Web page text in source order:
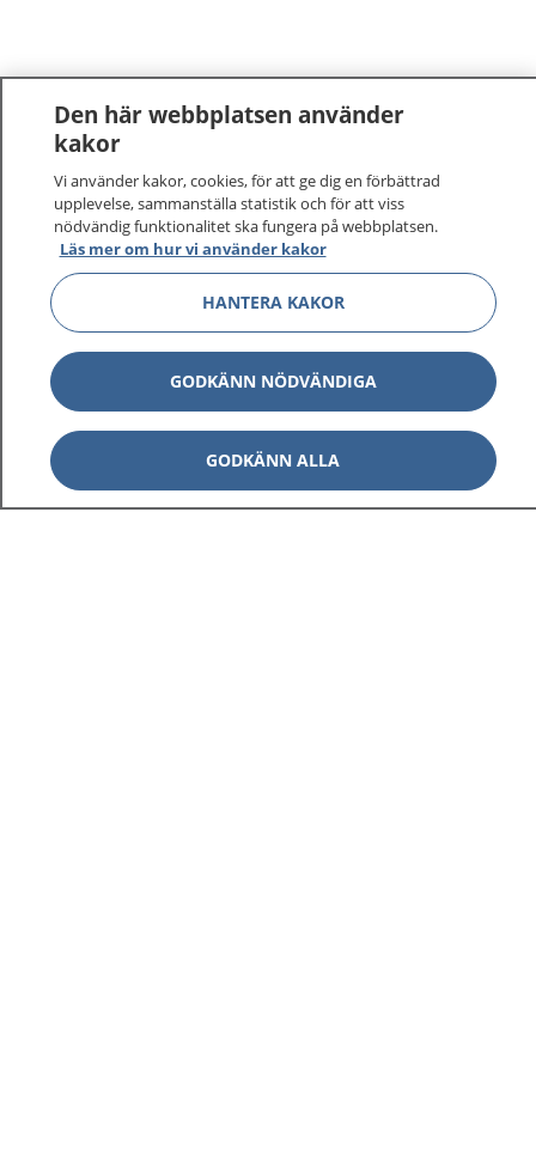
Den här webbplatsen använder
kakor
Vi använder kakor, cookies, för att ge dig en förbättrad
upplevelse, sammanställa statistik och för att viss
nödvändig funktionalitet ska fungera på webbplatsen.
Läs mer om hur vi använder kakor
HANTERA KAKOR
GODKÄNN NÖDVÄNDIGA
GODKÄNN ALLA